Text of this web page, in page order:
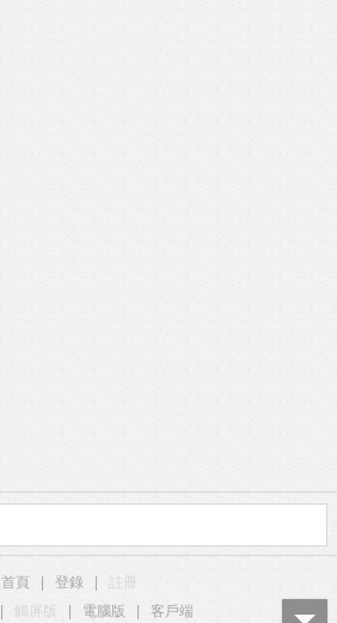
首頁 登錄
觸屏版 電腦版 客戶端